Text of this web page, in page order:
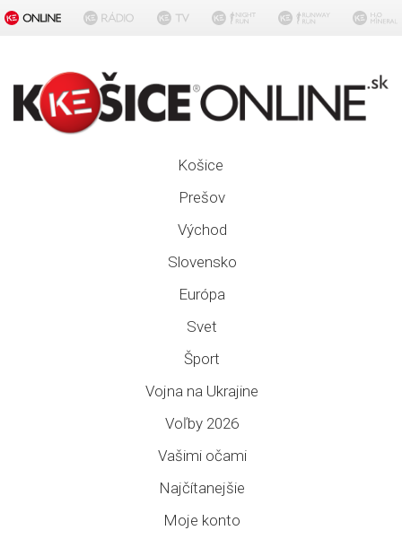
Košice
Prešov
Východ
Slovensko
Európa
Svet
Šport
Vojna na Ukrajine
Voľby 2026
Vašimi očami
Najčítanejšie
Moje konto